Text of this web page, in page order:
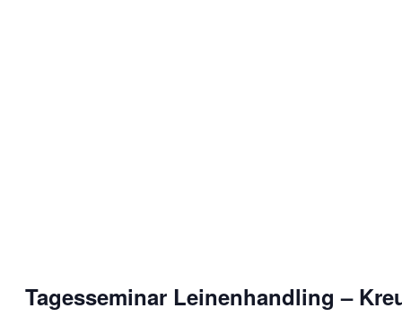
Tagesseminar Leinenhandling –